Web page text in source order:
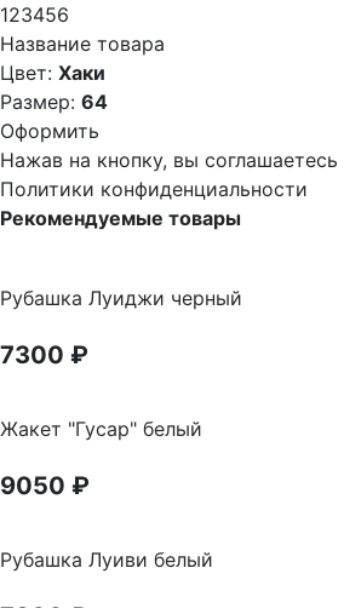
123456
Название товара
Цвет: Хаки
Размер: 64
Оформить
Нажав на кнопку, вы
Политики конфиденциальности
Рекомендуемые товары
Рубашка Луиджи черный
7300 ₽
Жакет "Гусар" белый
9050 ₽
Рубашка Луиви белый